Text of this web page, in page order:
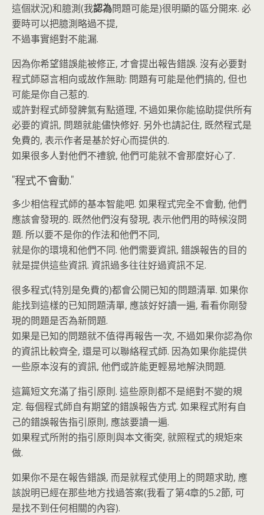
這個狀況)和臆測(我認為問題可能是)很明顯的區分開來. 必
要時可以把臆測略過不提,
不過事實絕對不能漏.
因為你希望錯誤能被修正, 才會提出報告錯誤. 沒有必要對
程式師惡言相向或故作無助: 問題有可能是他們搞的, 但也
可能是你自己惹的.
或許對程式師發脾氣有點道理, 不過如果你能協助提供所有
必要的資訊, 問題就能儘快修好. 另外也請記住, 既然程式是
免費的, 表示作者是基於好心而提供的.
如果很多人對他們不禮貌, 他們可能就不會那麼好心了.
"程式不會動."
多少相信程式師的基本智能吧. 如果程式完全不會動, 他們
應該會發現的. 既然他們沒有發現, 表示他們用的時候沒問
題. 所以要不是你的作法和他們不同,
就是你的環境和他們不同. 他們需要資訊, 錯誤報告的目的
就是提供這些資訊. 資訊過多往往好過資訊不足.
很多程式(特別是免費的)都會公開已知的問題清單. 如果你
能找到這樣的已知問題清單, 應該好好讀一遍, 看看你剛發
現的問題是否為新問題.
如果是已知的問題就不值得再報告一次, 不過如果你認為你
的資訊比較齊全, 還是可以聯絡程式師. 因為如果你能提供
一些原本沒有的資訊, 他們或許能更輕易地解決問題.
這篇短文充滿了指引原則. 這些原則都不是絕對不變的規
定. 每個程式師自有期望的錯誤報告方式. 如果程式附有自
己的錯誤報告指引原則, 應該要讀一遍.
如果程式所附的指引原則與本文衝突, 就照程式的規矩來
做.
如果你不是在報告錯誤, 而是就程式使用上的問題求助, 應
該說明已經在那些地方找過答案(我看了第4章的5.2節, 可
是找不到任何相關的內容).